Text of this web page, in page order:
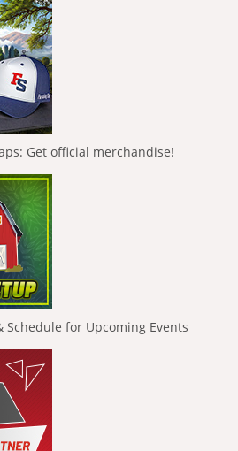
Get official merchandise!
for Upcoming Events